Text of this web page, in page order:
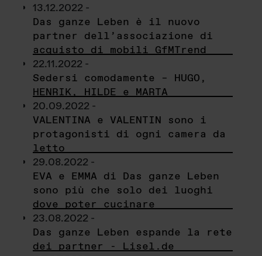
13.12.2022 -
Das ganze Leben è il nuovo
partner dell’associazione di
acquisto di mobili GfMTrend
22.11.2022 -
Sedersi comodamente – HUGO,
HENRIK, HILDE e MARTA
20.09.2022 -
VALENTINA e VALENTIN sono i
protagonisti di ogni camera da
letto
29.08.2022 -
EVA e EMMA di Das ganze Leben
sono più che solo dei luoghi
dove poter cucinare
23.08.2022 -
Das ganze Leben espande la rete
dei partner - Lisel.de